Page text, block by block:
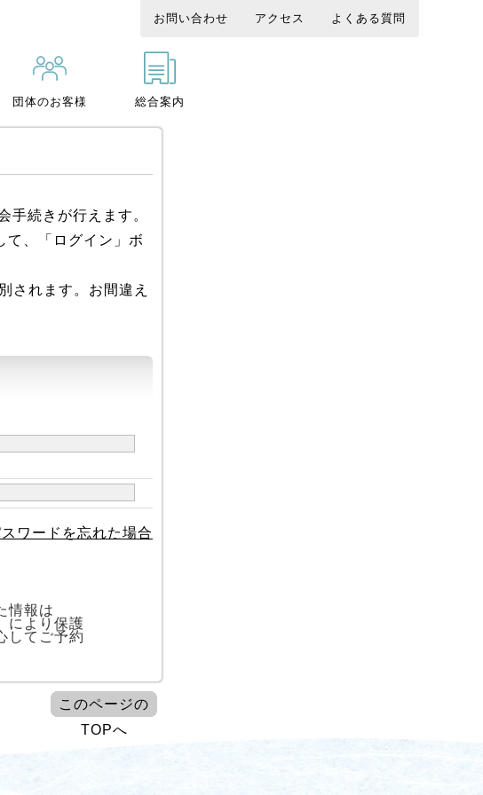
団体のお客様 総合案内
お問い合わせ アクセス よくある質問
手続きが行えます。
て、「ログイン」ボ
されます。お間違え
ワードを忘れた場合
情報は
により保護
してご予約
このページの
TOPへ